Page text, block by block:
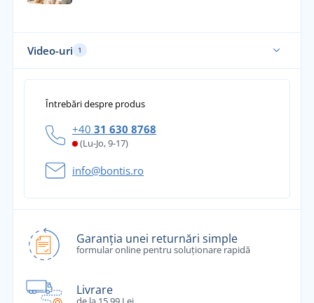
Video-uri 1
Întrebări despre produs
+40 31 630 8768
(Lu-Jo, 9-17)
info@bontis.ro
Garanția unei returnări simple
formular online pentru soluționare rapidă
Livrare